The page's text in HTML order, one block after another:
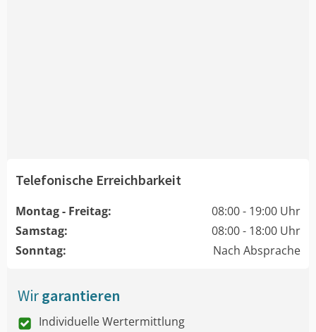
Telefonische Erreichbarkeit
Montag - Freitag:
08:00 - 19:00 Uhr
Samstag:
08:00 - 18:00 Uhr
Sonntag:
Nach Absprache
Wirgarantieren
Individuelle Wertermittlung